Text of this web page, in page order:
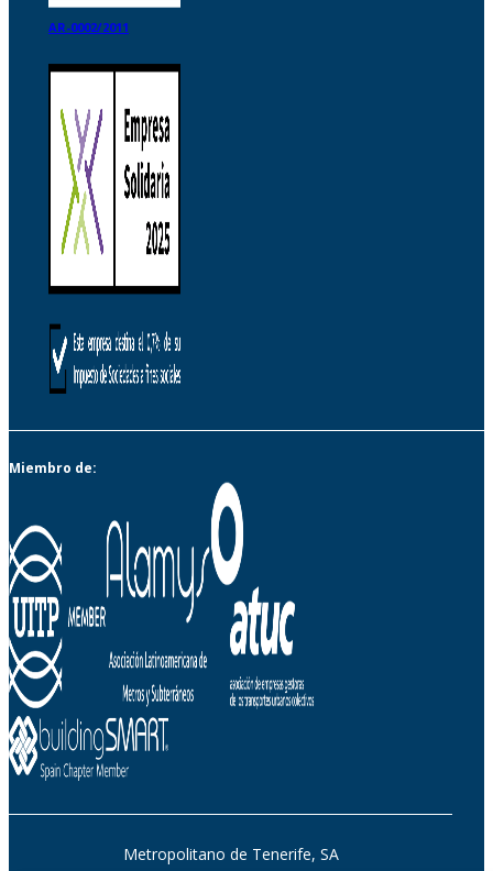
AR-0002/2011
Miembro de:
Metropolitano de Tenerife, SA